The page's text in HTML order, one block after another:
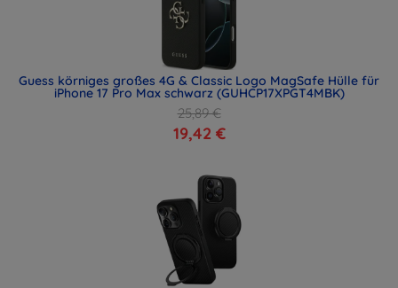
Guess körniges großes 4G & Classic Logo MagSafe Hülle für
iPhone 17 Pro Max schwarz (GUHCP17XPGT4MBK)
25,89 €
19,42 €